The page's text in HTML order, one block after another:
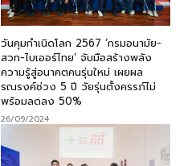
วันคุมกำเนิดโลก 2567 ‘กรมอนามัย-
สวท-ไบเออร์ไทย’ จับมือสร้างพลัง
ความรู้สู่อนาคตคนรุ่นใหม่ เผยผล
รณรงค์ช่วง 5 ปี วัยรุ่นตั้งครรภ์ไม่
พร้อมลดลง 50%
26/09/2024